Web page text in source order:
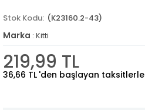
(K23160.2-43)
Marka : Kitti
219,99 TL
36,66 TL 'den başlayan taksitlerle